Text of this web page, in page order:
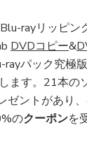
Blu-rayリッピン
DVDコピー&
rayパック究極
ます。21本の
ゼントがあり
のクーポンを